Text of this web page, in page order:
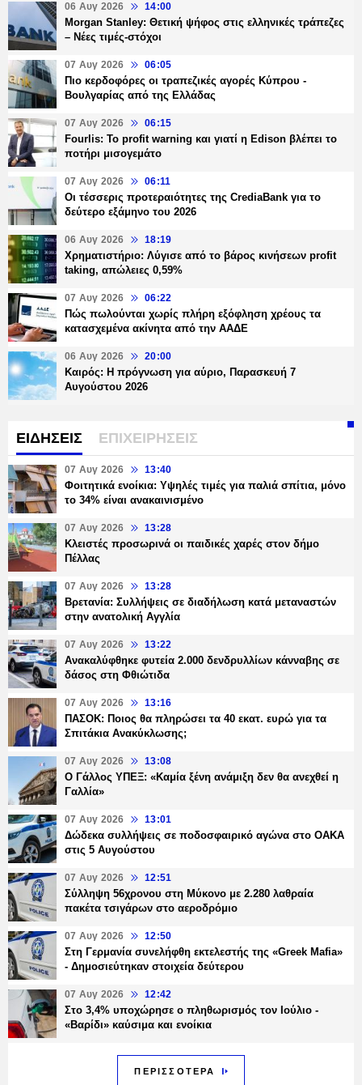
06 Αυγ 2026 14:00
Morgan Stanley: Θετική ψήφος στις ελληνικές τράπεζες
– Νέες τιμές-στόχοι
07 Αυγ 2026 06:05
Πιο κερδοφόρες οι τραπεζικές αγορές Κύπρου -
Βουλγαρίας από της Ελλάδας
07 Αυγ 2026 06:15
Fourlis: Το profit warning και γιατί η Edison βλέπει το
ποτήρι μισογεμάτο
07 Αυγ 2026 06:11
Οι τέσσερις προτεραιότητες της CrediaBank για το
δεύτερο εξάμηνο του 2026
06 Αυγ 2026 18:19
Χρηματιστήριο: Λύγισε από το βάρος κινήσεων profit
taking, απώλειες 0,59%
07 Αυγ 2026 06:22
Πώς πωλούνται χωρίς πλήρη εξόφληση χρέους τα
κατασχεμένα ακίνητα από την ΑΑΔΕ
06 Αυγ 2026 20:00
Καιρός: Η πρόγνωση για αύριο, Παρασκευή 7
Αυγούστου 2026
ΕΙΔΗΣΕΙΣ ΕΠΙΧΕΙΡΗΣΕΙΣ
07 Αυγ 2026 13:40
Φοιτητικά ενοίκια: Υψηλές τιμές για παλιά σπίτια, μόνο
το 34% είναι ανακαινισμένο
07 Αυγ 2026 13:28
Κλειστές προσωρινά οι παιδικές χαρές στον δήμο
Πέλλας
07 Αυγ 2026 13:28
Βρετανία: Συλλήψεις σε διαδήλωση κατά μεταναστών
στην ανατολική Αγγλία
07 Αυγ 2026 13:22
Ανακαλύφθηκε φυτεία 2.000 δενδρυλλίων κάνναβης σε
δάσος στη Φθιώτιδα
07 Αυγ 2026 13:16
ΠΑΣΟΚ: Ποιος θα πληρώσει τα 40 εκατ. ευρώ για τα
Σπιτάκια Ανακύκλωσης;
07 Αυγ 2026 13:08
Ο Γάλλος ΥΠΕΞ: «Καμία ξένη ανάμιξη δεν θα ανεχθεί η
Γαλλία»
07 Αυγ 2026 13:01
Δώδεκα συλλήψεις σε ποδοσφαιρικό αγώνα στο ΟΑΚΑ
στις 5 Αυγούστου
07 Αυγ 2026 12:51
Σύλληψη 56χρονου στη Μύκονο με 2.280 λαθραία
πακέτα τσιγάρων στο αεροδρόμιο
07 Αυγ 2026 12:50
Στη Γερμανία συνελήφθη εκτελεστής της «Greek Mafia»
- Δημοσιεύτηκαν στοιχεία δεύτερου
07 Αυγ 2026 12:42
Στο 3,4% υποχώρησε ο πληθωρισμός τον Ιούλιο -
«Βαρίδι» καύσιμα και ενοίκια
ΠΕΡΙΣΣΟΤΕΡΑ